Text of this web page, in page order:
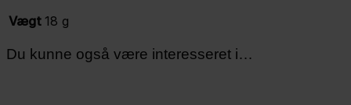
Vægt 18 g
Du kunne også være interesseret i…